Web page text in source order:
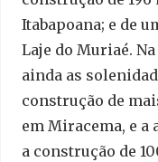
Itabapoana; e de
Laje do Muriaé.
ainda as
construção de
em Miracema, e a
a construção de